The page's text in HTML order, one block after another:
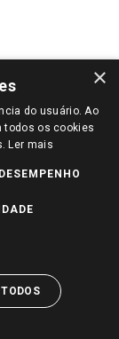
×
do usuário. Ao
todos os cookies
Ler mais
DESEMPENHO